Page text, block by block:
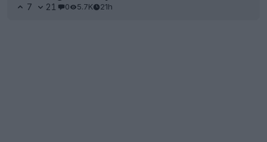
7 21 0 5.7K 21h